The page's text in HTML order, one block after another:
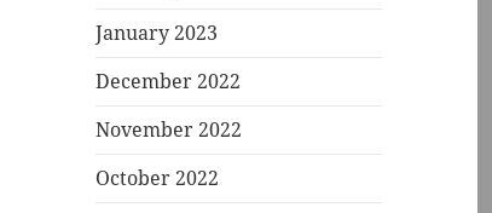
January 2023
December 2022
November 2022
October 2022